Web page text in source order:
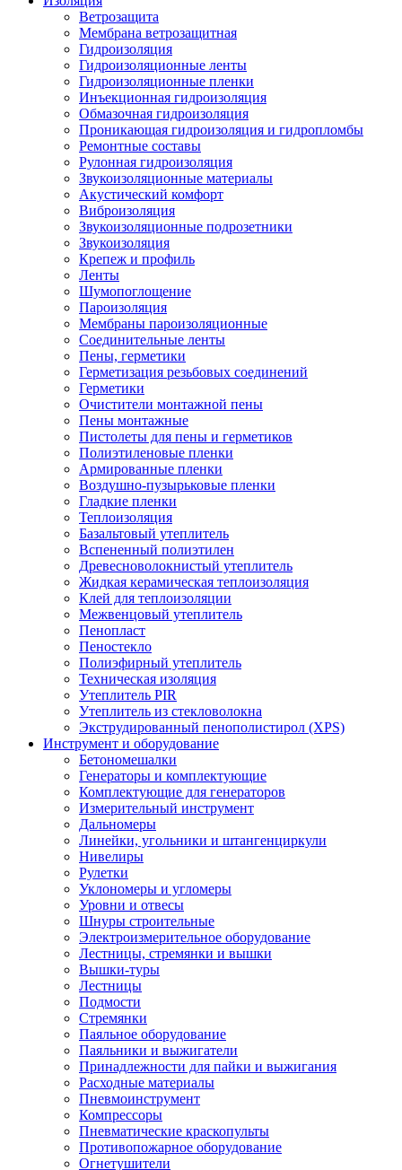
Ветрозащита
Мембрана ветрозащитная
Гидроизоляция
Гидроизоляционные ленты
Гидроизоляционные пленки
Инъекционная гидроизоляция
Обмазочная гидроизоляция
Проникающая гидроизоляция и гидропломбы
Ремонтные составы
Рулонная гидроизоляция
Звукоизоляционные материалы
Акустический комфорт
Виброизоляция
Звукоизоляционные подрозетники
Звукоизоляция
Крепеж и профиль
Ленты
Шумопоглощение
Пароизоляция
Мембраны пароизоляционные
Соединительные ленты
Пены, герметики
Герметизация резьбовых соединений
Герметики
Очистители монтажной пены
Пены монтажные
Пистолеты для пены и герметиков
Полиэтиленовые пленки
Армированные пленки
Воздушно-пузырьковые пленки
Гладкие пленки
Теплоизоляция
Базальтовый утеплитель
Вспененный полиэтилен
Древесноволокнистый утеплитель
Жидкая керамическая теплоизоляция
Клей для теплоизоляции
Межвенцовый утеплитель
Пенопласт
Пеностекло
Полиэфирный утеплитель
Техническая изоляция
Утеплитель PIR
Утеплитель из стекловолокна
Экструдированный пенополистирол (XPS)
Инструмент и оборудование
Бетономешалки
Генераторы и комплектующие
Комплектующие для генераторов
Измерительный инструмент
Дальномеры
Линейки, угольники и штангенциркули
Нивелиры
Рулетки
Уклономеры и угломеры
Уровни и отвесы
Шнуры строительные
Электроизмерительное оборудование
Лестницы, стремянки и вышки
Вышки-туры
Лестницы
Подмости
Стремянки
Паяльное оборудование
Паяльники и выжигатели
Принадлежности для пайки и выжигания
Расходные материалы
Пневмоинструмент
Компрессоры
Пневматические краскопульты
Противопожарное оборудование
Огнетушители